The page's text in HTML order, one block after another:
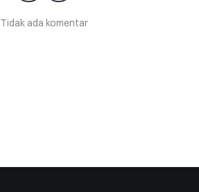
Tidak ada komentar